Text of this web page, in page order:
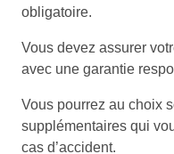
obligatoire.
Vous devez assurer
avec une garantie
Vous pourrez au choix
supplémentaires qui
cas d’accident.